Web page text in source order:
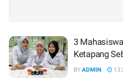
3
Ketapang
BYADMIN